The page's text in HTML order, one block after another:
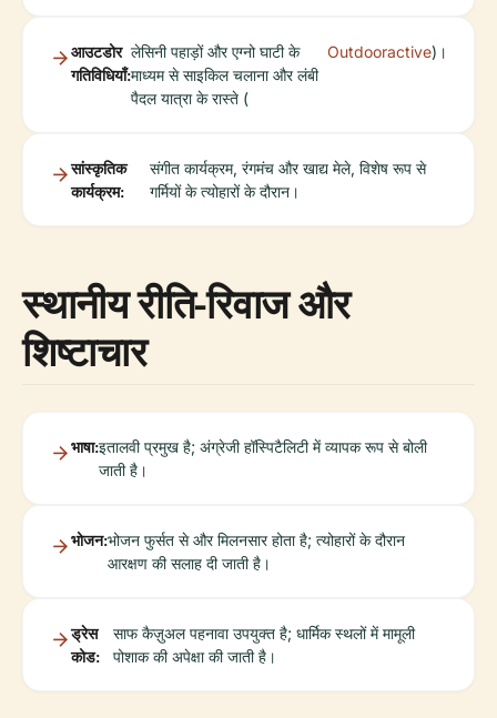
आउटडोर
गतिविधियाँ:
लेसिनी पहाड़ों और एग्नो घाटी के
माध्यम से साइकिल चलाना और लंबी
पैदल यात्रा के रास्ते (
Outdooractive)।
सांस्कृतिक
कार्यक्रम:
संगीत कार्यक्रम, रंगमंच और खाद्य मेले, विशेष रूप से
गर्मियों के त्योहारों के दौरान।
स्थानीय रीति-रिवाज और
शिष्टाचार
भाषा:इतालवी प्रमुख है; अंग्रेजी हॉस्पिटैलिटी में व्यापक रूप से बोली
जाती है।
भोजन:भोजन फुर्सत से और मिलनसार होता है; त्योहारों के दौरान
आरक्षण की सलाह दी जाती है।
ड्रेस
कोड:
साफ कैज़ुअल पहनावा उपयुक्त है; धार्मिक स्थलों में मामूली
पोशाक की अपेक्षा की जाती है।